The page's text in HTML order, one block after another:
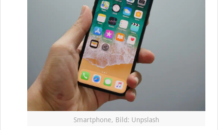
Smartphone, Bild: Unpslash